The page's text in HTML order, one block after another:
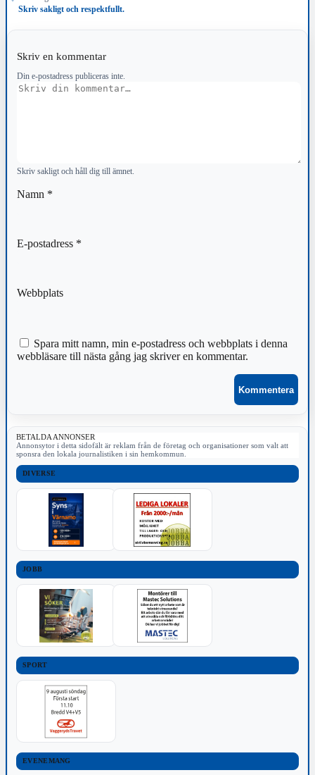
Skriv sakligt och respektfullt.
Skriv en kommentar
Din e-postadress publiceras inte.
Kommentar
Skriv sakligt och håll dig till ämnet.
Namn *
E-postadress *
Webbplats
Spara mitt namn, min e-postadress och webbplats i denna
webbläsare till nästa gång jag skriver en kommentar.
BETALDA ANNONSER
Annonsytor i detta sidofält är reklam från de företag och organisationer som valt att
sponsra den lokala journalistiken i sin hemkommun.
DIVERSE
JOBB
SPORT
EVENEMANG